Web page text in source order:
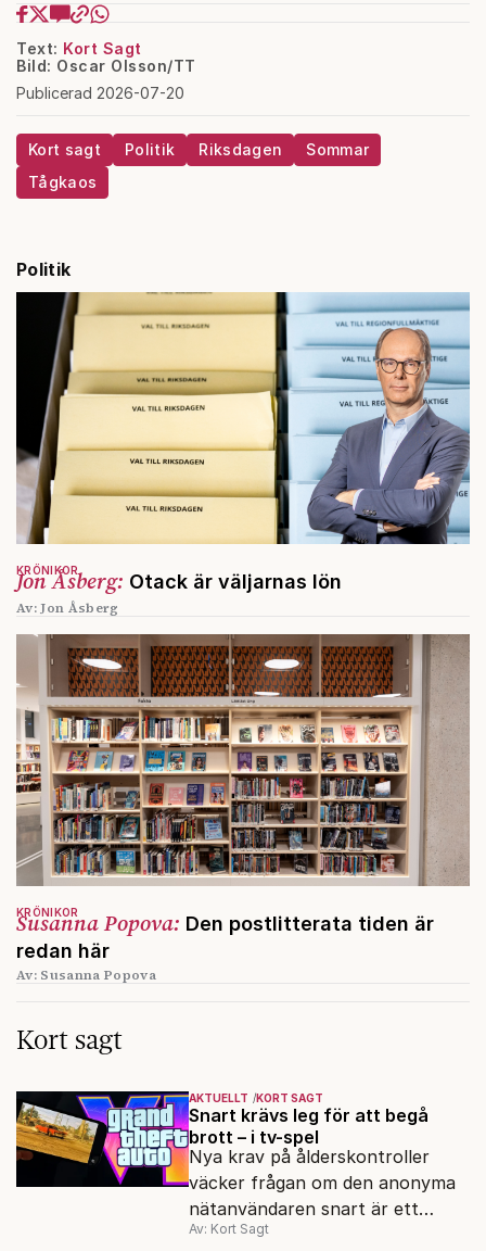
Text: Kort Sagt
Bild: Oscar Olsson/TT
Publicerad 2026-07-20
Kort sagt Politik Riksdagen
Sommar
Tågkaos
Politik
Jon Åsberg: Otack är väljarnas lön
KRÖNIKOR
Av: Jon Åsberg
Susanna Popova: Den postlitterata tiden är
redan här
KRÖNIKOR
Av: Susanna Popova
Kort sagt
AKTUELLT KORT SAGT
Snart krävs leg för att begå
brott – i tv-spel
Nya krav på ålderskontroller
väcker frågan om den anonyma
nätanvändaren snart är ett
minne blott.
Av: Kort Sagt